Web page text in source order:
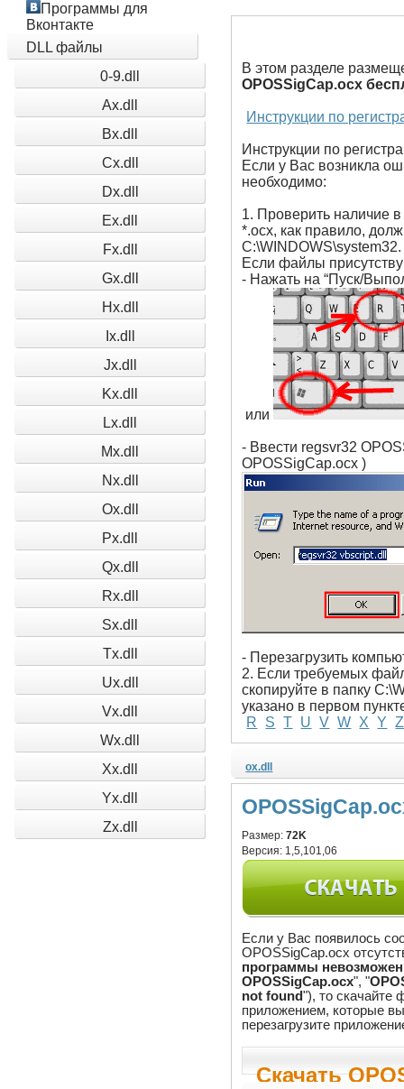
Программы для
Вконтакте
DLL файлы
0-9.dll
Ax.dll
Bx.dll
Cx.dll
Dx.dll
Ex.dll
Fx.dll
Gx.dll
Hx.dll
Ix.dll
Jx.dll
Kx.dll
Lx.dll
Mx.dll
Nx.dll
Ox.dll
Px.dll
Qx.dll
Rx.dll
Sx.dll
Tx.dll
Ux.dll
Vx.dll
Wx.dll
Xx.dll
Yx.dll
Zx.dll
В этом разделе
OPOSSigCap.ocx
Инструкции по
Инструкции по
Если у Вас возникла
необходимо:
1. Проверить наличие
*.ocx, как правило,
C:\WINDOWS\system32.
Если файлы
- Нажать на “Пуск/
или
- Ввести regsvr32
OPOSSigCap.ocx )
- Перезагрузить
2. Если требуемых
скопируйте в папку
указано в первом
R
S T U V W X Y Z
ox.dll
Размер:72K
Версия: 1,5,101,06
Если у Вас появилось
OPOSSigCap.ocx
программы невозможен,
OPOSSigCap.ocx", "
not found"), то скачайте
приложением, которые
перезагрузите
Скачать